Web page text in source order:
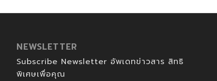
NEWSLETTER
Subscribe Newsletter อัพเดทข่าวสาร สิทธิ
พิเศษเพื่อคุณ